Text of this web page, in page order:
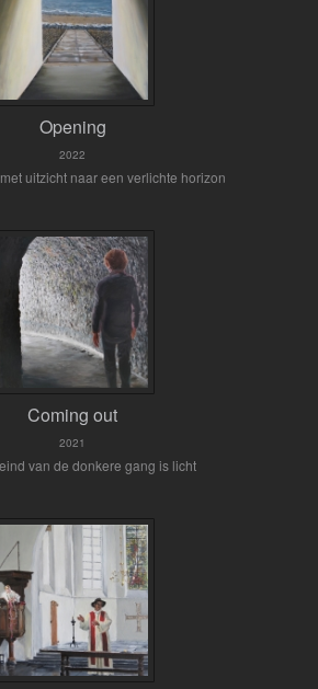
Opening
2022
uitzicht naar een verlichte horizon
Coming out
2021
van de donkere gang is licht